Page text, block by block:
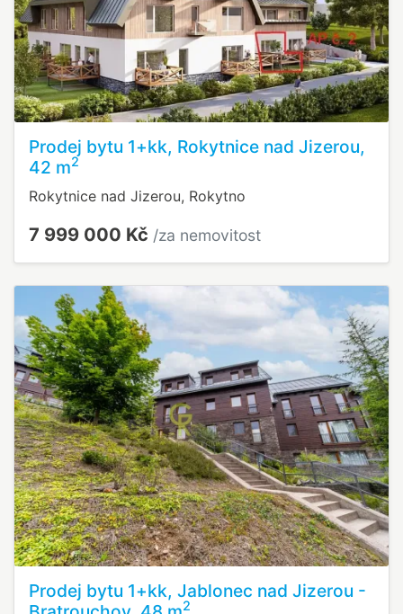
Prodej bytu 1+kk, Rokytnice nad Jizerou,
42 m2
Rokytnice nad Jizerou, Rokytno
7 999 000 Kč /za nemovitost
Prodej bytu 1+kk, Jablonec nad Jizerou -
2